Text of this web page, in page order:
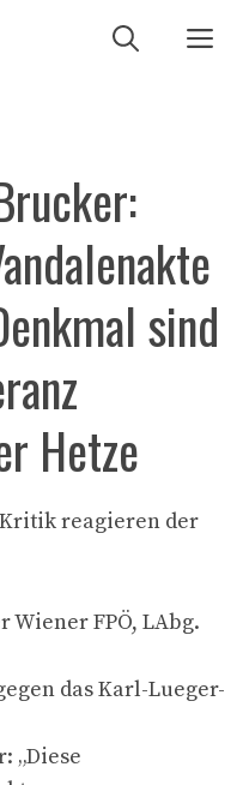
sind
Hetze
reagieren der
FPÖ, LAbg.
das Karl-Lueger-
„Diese